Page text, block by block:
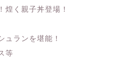
煌く親子丼登場！
ュランを堪能！
等